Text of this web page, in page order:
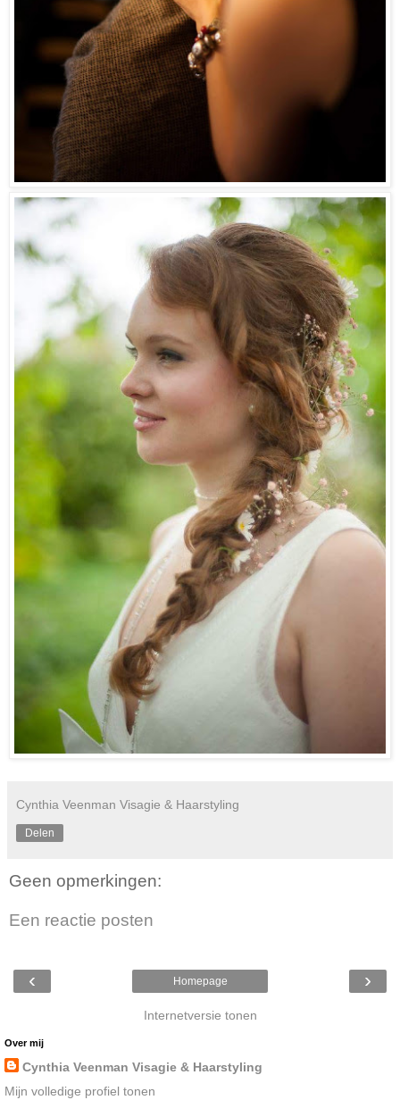
Cynthia Veenman Visagie & Haarstyling
Delen
Geen opmerkingen:
Een reactie posten
‹ ›
Homepage
Internetversie tonen
Over mij
Cynthia Veenman Visagie & Haarstyling
Mijn volledige profiel tonen